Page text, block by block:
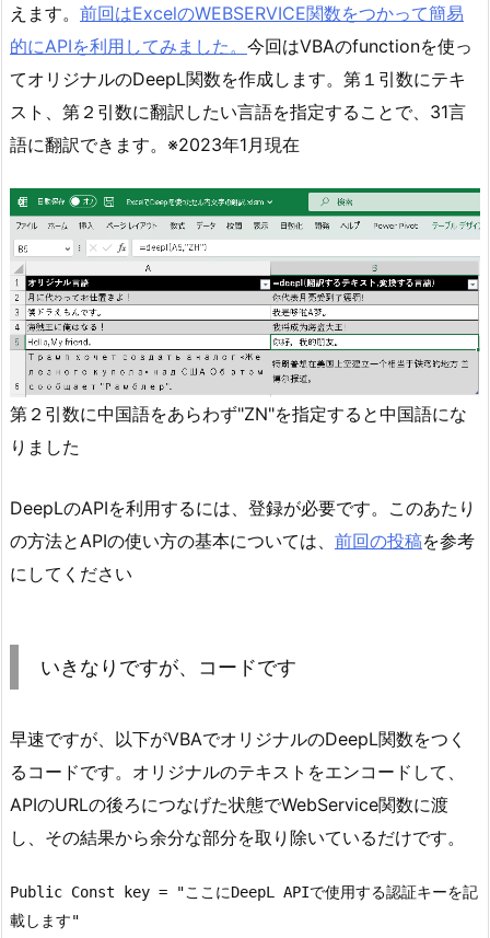
えます。 前回はExcelのWEBSERVICE関数をつかって簡易
的にAPIを利用してみました。 今回はVBAのfunctionを使っ
てオリジナルのDeepL関数を作成します。第１引数にテキ
スト、第２引数に翻訳したい言語を指定することで、31言
語に翻訳できます。※2023年1月現在
第２引数に中国語をあらわず"ZN"を指定すると中国語にな
りました
DeepLのAPIを利用するには、登録が必要です。このあたり
の方法とAPIの使い方の基本については、 前回の投稿を参考
にしてください
いきなりですが、コードです
早速ですが、以下がVBAでオリジナルのDeepL関数をつく
るコードです。オリジナルのテキストをエンコードして、
APIのURLの後ろにつなげた状態でWebService関数に渡
し、その結果から余分な部分を取り除いているだけです。
Public Const key = "ここにDeepL APIで使用する認証キーを記
載します"